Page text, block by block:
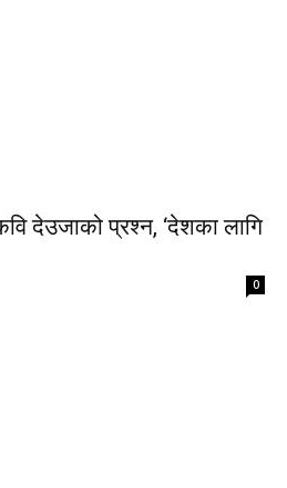
देउजाको प्रश्न, ‘देशका लागि
0